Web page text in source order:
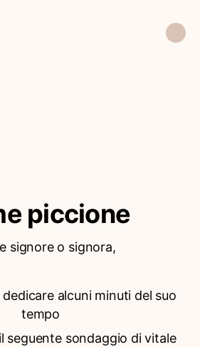
piccione
signore o signora,
alcuni minuti del suo
tempo
seguente sondaggio di vitale